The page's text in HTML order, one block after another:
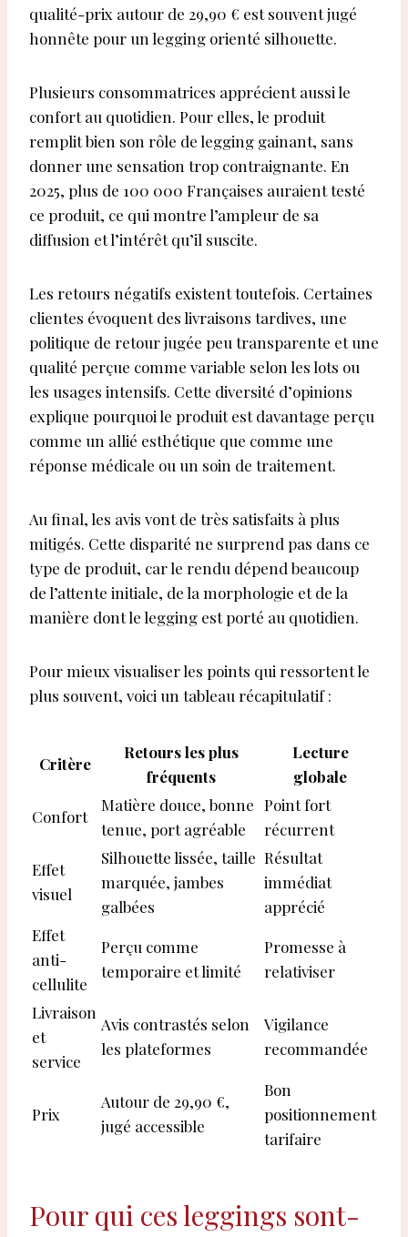
qualité-prix autour de 29,90 € est souvent jugé
honnête pour un legging orienté silhouette.
Plusieurs consommatrices apprécient aussi le
confort au quotidien. Pour elles, le produit
remplit bien son rôle de legging gainant, sans
donner une sensation trop contraignante. En
2025, plus de 100 000 Françaises auraient testé
ce produit, ce qui montre l’ampleur de sa
diffusion et l’intérêt qu’il suscite.
Les retours négatifs existent toutefois. Certaines
clientes évoquent des livraisons tardives, une
politique de retour jugée peu transparente et une
qualité perçue comme variable selon les lots ou
les usages intensifs. Cette diversité d’opinions
explique pourquoi le produit est davantage perçu
comme un allié esthétique que comme une
réponse médicale ou un soin de traitement.
Au final, les avis vont de très satisfaits à plus
mitigés. Cette disparité ne surprend pas dans ce
type de produit, car le rendu dépend beaucoup
de l’attente initiale, de la morphologie et de la
manière dont le legging est porté au quotidien.
Pour mieux visualiser les points qui ressortent le
plus souvent, voici un tableau récapitulatif :
Critère
Retours les plus
fréquents
Lecture
globale
Confort
Matière douce, bonne
tenue, port agréable
Point fort
récurrent
Effet
visuel
Silhouette lissée, taille
marquée, jambes
galbées
Résultat
immédiat
apprécié
Effet
anti-
cellulite
Perçu comme
temporaire et limité
Promesse à
relativiser
Livraison
et
service
Avis contrastés selon
les plateformes
Vigilance
recommandée
Prix
Autour de 29,90 €,
jugé accessible
Bon
positionnement
tarifaire
Pour qui ces leggings sont-